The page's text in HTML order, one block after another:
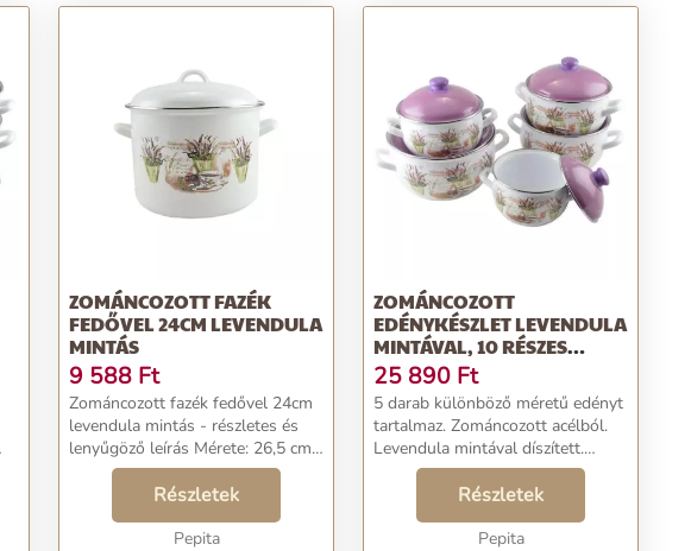
ZOMÁNCOZOTT FAZÉK
FEDŐVEL 24CM LEVENDULA
MINTÁS
9 588 Ft
Zománcozott fazék fedővel 24cm
levendula mintás - részletes és
lenyűgöző leírás Mérete: 26,5 cm
külső átmérőjű, 24 cm belső
átmérőjű, 20,1 cm magas fedő
nélkül, 25 cm magas fedővel
együtt Súlya: 1,9...
Részletek
Pepita
ZOMÁNCOZOTT
EDÉNYKÉSZLET LEVENDULA
MINTÁVAL, 10 RÉSZES
(PERFECT HOME)
25 890 Ft
5 darab különböző méretű edényt
tartalmaz. Zománcozott acélból.
Levendula mintával díszített.
Sosincs elég edényed? Szeretnél
különleges edényeket a
konyhádba? Ez a 10 részes,
zománcozott edénykészlet...
Részletek
Pepita